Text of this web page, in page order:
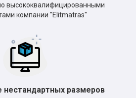
высококвалифицированными
компании "Elitmatras"
нестандартных размеров